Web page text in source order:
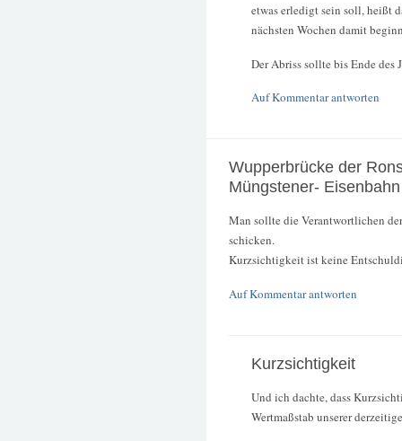
etwas erledigt sein soll, heißt
nächsten Wochen damit
Der Abriss sollte bis Ende des
Auf Kommentar antworten
Wupperbrücke der
Müngstener- Eisenbahn
Man sollte die Verantwortlichen
schicken.
Kurzsichtigkeit ist keine
Auf Kommentar antworten
Kurzsichtigkeit
Und ich dachte, dass
Wertmaßstab unserer